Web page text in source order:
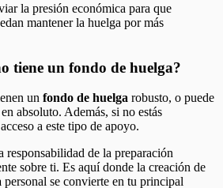
la presión económica para que
mantener la huelga por más
tiene un fondo de huelga?
un fondo de huelga robusto, o puede
absoluto. Además, si no estás
a este tipo de apoyo.
responsabilidad de la preparación
sobre ti. Es aquí donde la creación de
personal se convierte en tu principal